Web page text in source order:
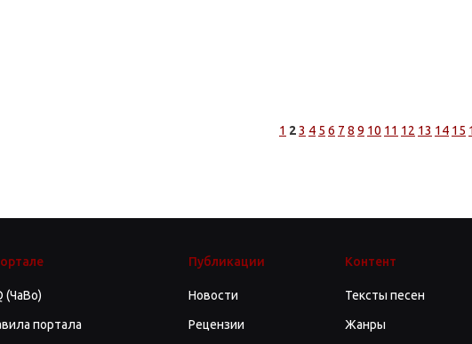
1 23 4 5 6 7 8 9 10 11 12 13 14 15
(ЧаВо)
портала
Публикации
Новости
Рецензии
Контент
Тексты песен
Жанры